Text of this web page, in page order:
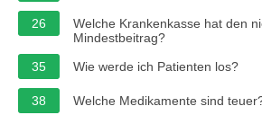
26
Welche Krankenkasse hat den
Mindestbeitrag?
35
Wie werde ich Patienten los?
38 Welche Medikamente sind